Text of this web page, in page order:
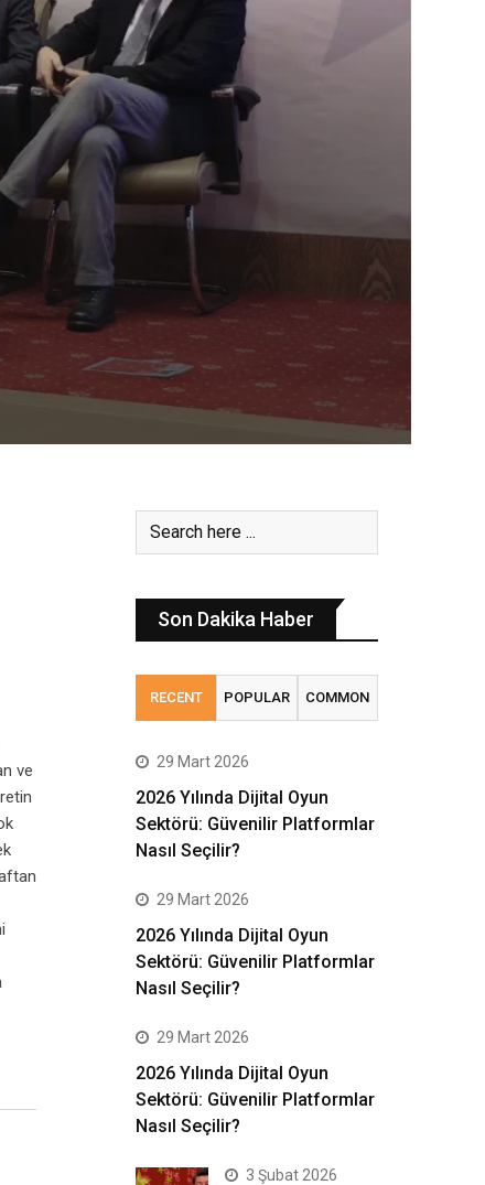
ve
Son Dakika Haber
RECENT POPULAR COMMON
29 Mart 2026
2026 Yılında Dijital Oyun
Sektörü: Güvenilir Platformlar
Nasıl Seçilir?
29 Mart 2026
2026 Yılında Dijital Oyun
Sektörü: Güvenilir Platformlar
Nasıl Seçilir?
29 Mart 2026
2026 Yılında Dijital Oyun
Sektörü: Güvenilir Platformlar
Nasıl Seçilir?
3 Şubat 2026